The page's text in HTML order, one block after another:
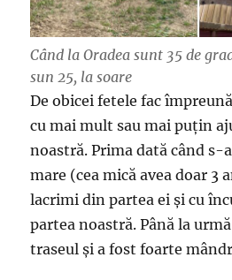
Când la Oradea sunt 35 de
sun 25, la soare
De obicei fetele fac
cu mai mult sau mai puțin
noastră. Prima dată când s-
mare (cea mică avea doar 3
lacrimi din partea ei și cu
partea noastră. Până la
traseul și a fost foarte